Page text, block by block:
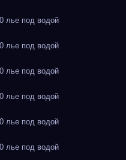
под водой
под водой
под водой
под водой
под водой
под водой